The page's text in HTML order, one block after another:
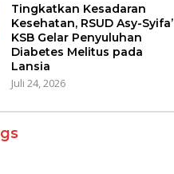
Tingkatkan Kesadaran
Kesehatan, RSUD Asy-Syifa’
KSB Gelar Penyuluhan
Diabetes Melitus pada
Lansia
Juli 24, 2026